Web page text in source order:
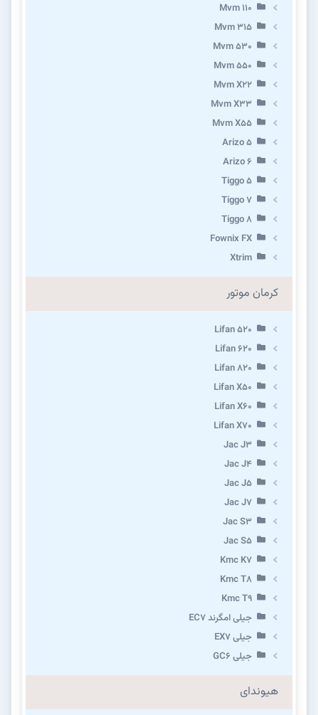
Mvm 110
Mvm 315
Mvm 530
Mvm 550
Mvm X22
Mvm X33
Mvm X55
Arizo 5
Arizo 6
Tiggo 5
Tiggo 7
Tiggo 8
Fownix FX
Xtrim
کرمان موتور
Lifan 520
Lifan 620
Lifan 820
Lifan X50
Lifan X60
Lifan X70
Jac J3
Jac J4
Jac J5
Jac J7
Jac S3
Jac S5
Kmc K7
Kmc T8
Kmc T9
جیلی امگرند EC7
جیلی EX7
جیلی GC6
هیوندای